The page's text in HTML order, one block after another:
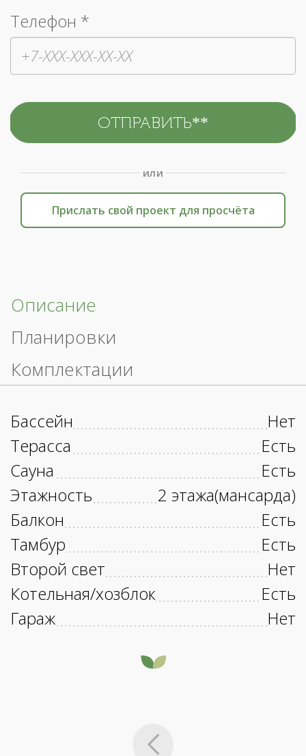
Телефон *
или
Прислать свой проект для просчёта
Описание
Планировки
Комплектации
Бассейн
Нет
Терасса
Есть
Сауна
Есть
Этажность
2 этажа(мансарда)
Балкон
Есть
Тамбур
Есть
Второй свет
Нет
Котельная/хозблок
Есть
Гараж
Нет